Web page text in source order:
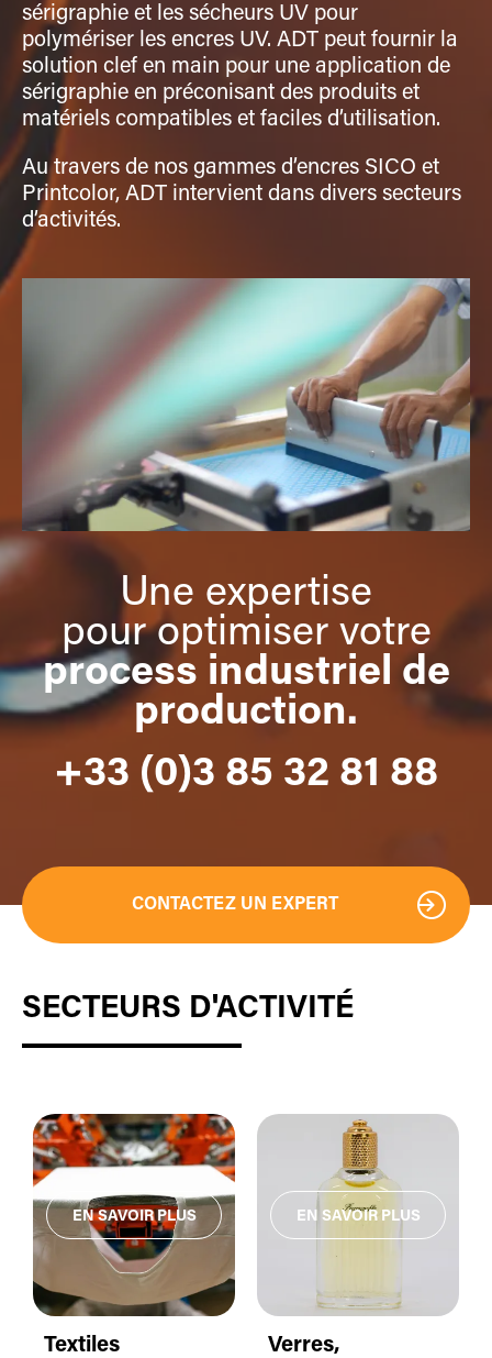
sérigraphie et les sécheurs UV pour
polymériser les encres UV. ADT peut fournir la
solution clef en main pour une application de
sérigraphie en préconisant des produits et
matériels compatibles et faciles d’utilisation.
Au travers de nos gammes d’encres SICO et
Printcolor, ADT intervient dans divers secteurs
d’activités.
Une expertise
pour optimiser votre
process industriel de
production.
+33 (0)3 85 32 81 88
CONTACTEZ UN EXPERT
SECTEURS D'ACTIVITÉ
Textiles
Verres,